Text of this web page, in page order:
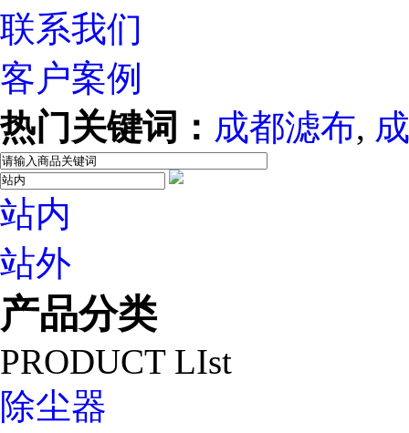
联系我们
客户案例
热门关键词： 成都滤布,
站内
站外
产品分类
PRODUCT LIst
除尘器